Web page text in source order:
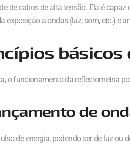
de cabos de alta tensão. Ela é
exposição a ondas (luz, som, etc.) e
o funcionamento da reflectometria
de
de energia, podendo ser de luz ou